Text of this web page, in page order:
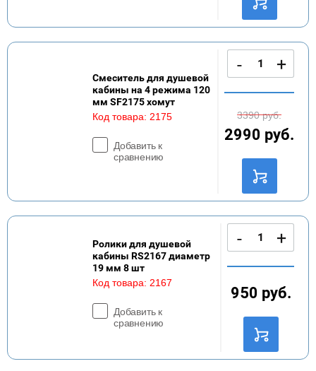
Код товара: 2175
Добавить к
сравнению
Смеситель для душевой
кабины на 4 режима 120
мм SF2175 хомут
- +
3390руб.
2990 руб.
Код товара: 2167
Добавить к
сравнению
Ролики для душевой
кабины RS2167 диаметр
19 мм 8 шт
- +
950 руб.